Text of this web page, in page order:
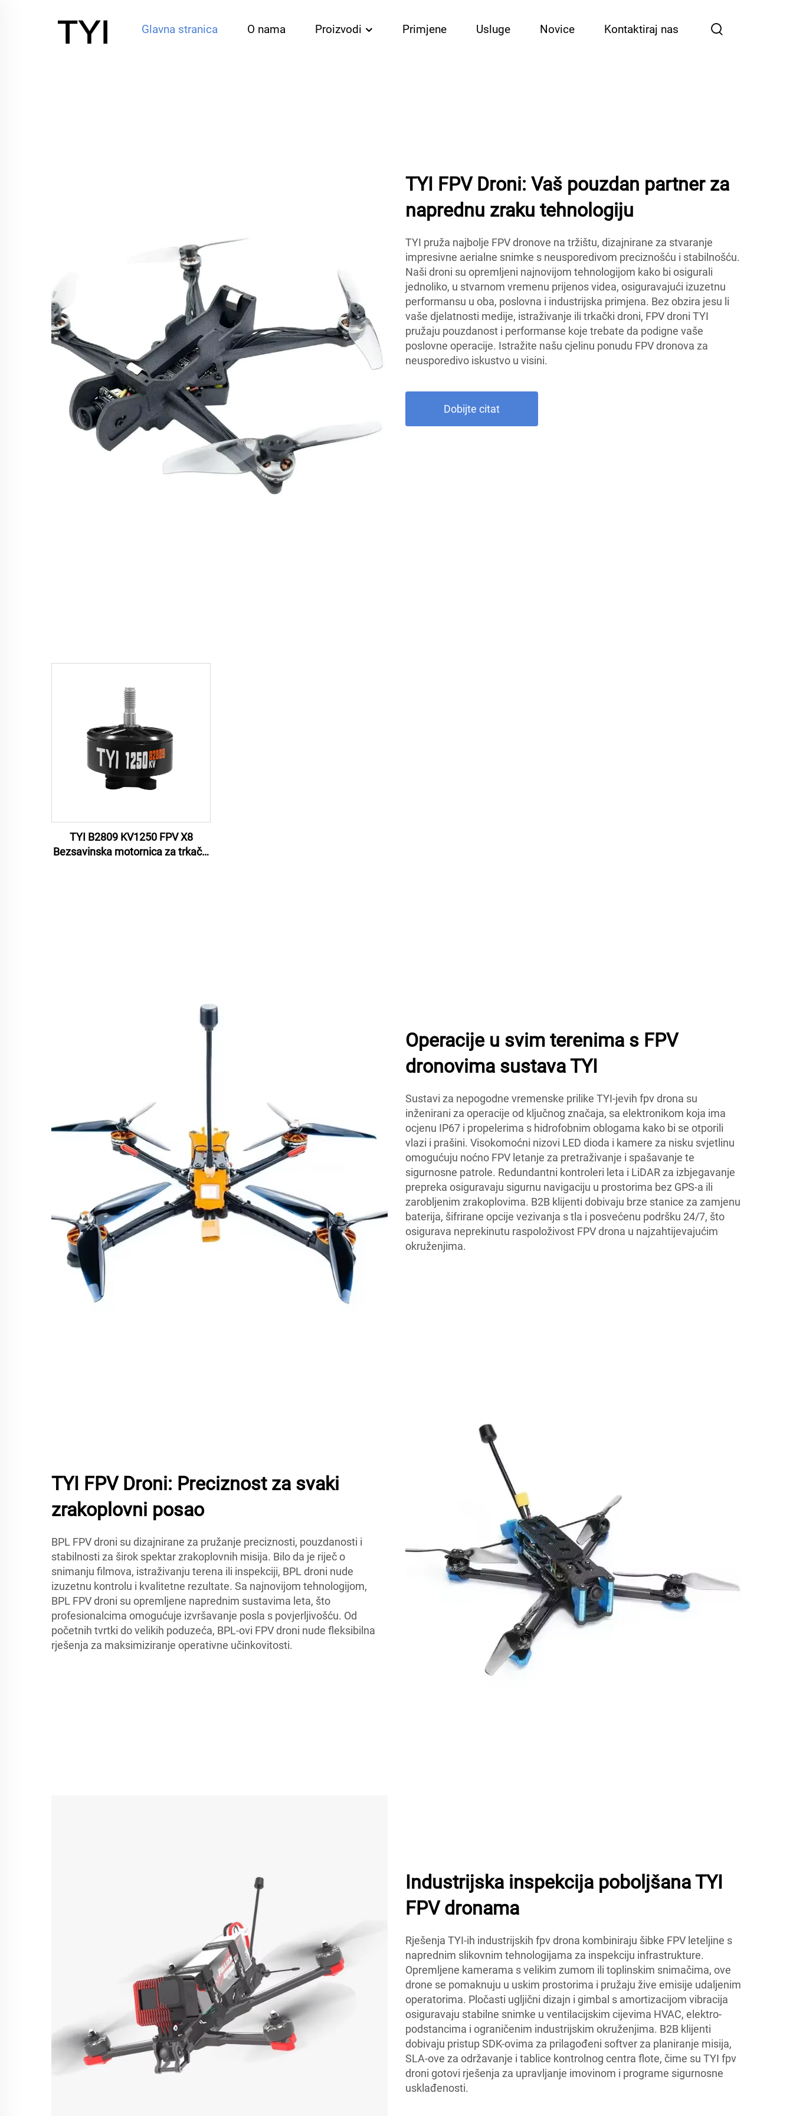
Glavna stranica O nama Proizvodi Primjene Usluge Novice Kontaktiraj nas
TYI FPV Droni: Vaš pouzdan partner za
naprednu zraku tehnologiju
TYI pruža najbolje FPV dronove na tržištu, dizajnirane za stvaranje
impresivne aerialne snimke s neusporedivom preciznošću i stabilnošću.
Naši droni su opremljeni najnovijom tehnologijom kako bi osigurali
jednoliko, u stvarnom vremenu prijenos videa, osiguravajući izuzetnu
performansu u oba, poslovna i industrijska primjena. Bez obzira jesu li
vaše djelatnosti medije, istraživanje ili trkački droni, FPV droni TYI
pružaju pouzdanost i performanse koje trebate da podigne vaše
poslovne operacije. Istražite našu cjelinu ponudu FPV dronova za
neusporedivo iskustvo u visini.
Dobijte citat
TYI B2809 KV1250 FPV X8
Bezsavinska motornica za trkački
Operacije u svim terenima s FPV
dronovima sustava TYI
Sustavi za nepogodne vremenske prilike TYI-jevih fpv drona su
inženirani za operacije od ključnog značaja, sa elektronikom koja ima
ocjenu IP67 i propelerima s hidrofobnim oblogama kako bi se otporili
vlazi i prašini. Visokomoćni nizovi LED dioda i kamere za nisku svjetlinu
omogućuju noćno FPV letanje za pretraživanje i spašavanje te
sigurnosne patrole. Redundantni kontroleri leta i LiDAR za izbjegavanje
prepreka osiguravaju sigurnu navigaciju u prostorima bez GPS-a ili
zarobljenim zrakoplovima. B2B klijenti dobivaju brze stanice za zamjenu
baterija, šifrirane opcije vezivanja s tla i posvećenu podršku 24/7, što
osigurava neprekinutu raspoloživost FPV drona u najzahtijevajućim
okruženjima.
TYI FPV Droni: Preciznost za svaki
zrakoplovni posao
BPL FPV droni su dizajnirane za pružanje preciznosti, pouzdanosti i
stabilnosti za širok spektar zrakoplovnih misija. Bilo da je riječ o
snimanju filmova, istraživanju terena ili inspekciji, BPL droni nude
izuzetnu kontrolu i kvalitetne rezultate. Sa najnovijom tehnologijom,
BPL FPV droni su opremljene naprednim sustavima leta, što
profesionalcima omogućuje izvršavanje posla s povjerljivošću. Od
početnih tvrtki do velikih poduzeća, BPL-ovi FPV droni nude fleksibilna
rješenja za maksimiziranje operativne učinkovitosti.
Industrijska inspekcija poboljšana TYI
FPV dronama
Rješenja TYI-ih industrijskih fpv drona kombiniraju šibke FPV leteljine s
naprednim slikovnim tehnologijama za inspekciju infrastrukture.
Opremljene kamerama s velikim zumom ili toplinskim snimačima, ove
drone se pomaknuju u uskim prostorima i pružaju žive emisije udaljenim
operatorima. Pločasti ugljični dizajn i gimbal s amortizacijom vibracija
osiguravaju stabilne snimke u ventilacijskim cijevima HVAC, elektro-
podstancima i ograničenim industrijskim okruženjima. B2B klijenti
dobivaju pristup SDK-ovima za prilagođeni softver za planiranje misija,
SLA-ove za održavanje i tablice kontrolnog centra flote, čime su TYI fpv
droni gotovi rješenja za upravljanje imovinom i programe sigurnosne
usklađenosti.